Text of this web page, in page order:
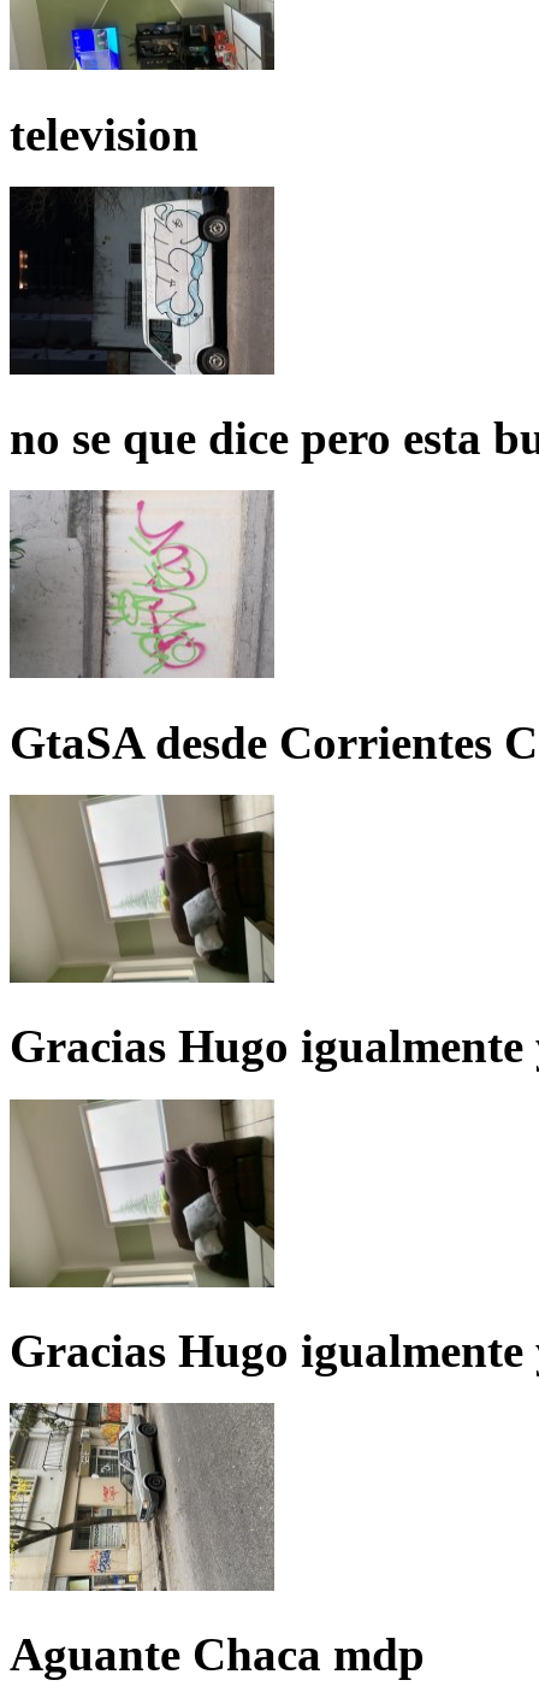
television
no se que dice pero esta
GtaSA desde Corrientes
Gracias Hugo igualmente
Gracias Hugo igualmente
Aguante Chaca mdp